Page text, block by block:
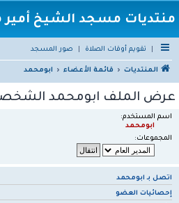
منتديات مسجد الشيخ أمير
تقويم أوقات الصلاة صور المسجد
المنتديات قائمة الأعضاء ابومحمد
عرض الملف ابومحمد
اسم المستخدم:
ابومحمد
المجموعات:
اتصل بـ ابومحمد
إحصائيات العضو